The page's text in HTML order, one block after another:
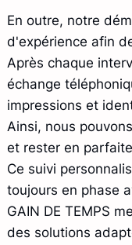
En outre, notre
d'expérience afin
Après chaque
échange
impressions et
Ainsi, nous
et rester en
Ce suivi
toujours en phase
GAIN DE TEMPS
des solutions